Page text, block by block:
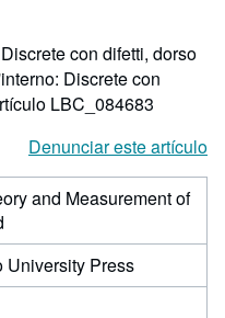
estrellascon difetti, dorso
Discrete con
LBC_084683
Denunciar este artículo
and Measurement of
University Press